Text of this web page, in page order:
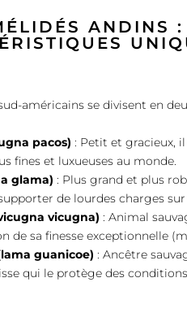
ANDINS
américains se divisent en
pacos) : Petit et gracieux,
fines et luxueuses au monde.
glama) : Plus grand et plus
de lourdes charges
vicugna) : Animal
de sa finesse exceptionnelle
guanicoe) : Ancêtre
qui le protège des